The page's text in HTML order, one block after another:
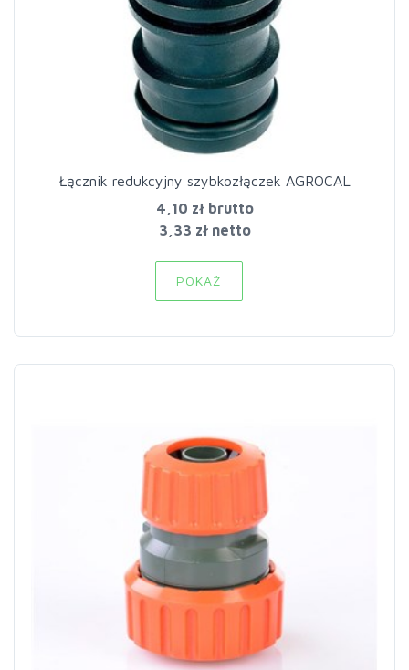
Łącznik redukcyjny szybkozłączek AGROCAL
4,10 złbrutto
3,33 zł netto
POKAŻ